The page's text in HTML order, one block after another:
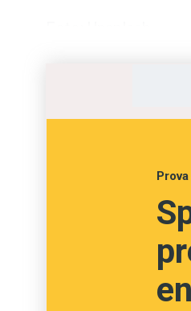
Käresta
Kumpan